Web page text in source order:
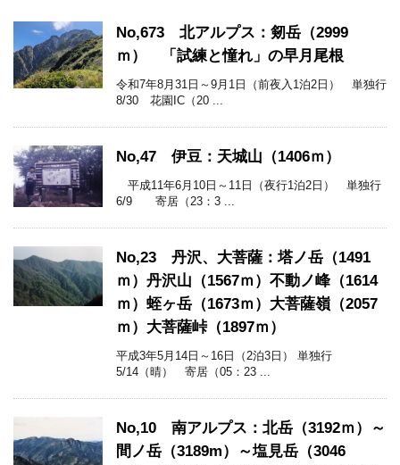
No,673 北アルプス：剱岳（2999
ｍ） 「試練と憧れ」の早月尾根
令和7年8月31日～9月1日（前夜入1泊2日） 単独行
8/30 花園IC（20 ...
No,47 伊豆：天城山（1406ｍ）
平成11年6月10日～11日（夜行1泊2日） 単独行
6/9 寄居（23：3 ...
No,23 丹沢、大菩薩：塔ノ岳（1491
ｍ）丹沢山（1567ｍ）不動ノ峰（1614
ｍ）蛭ヶ岳（1673ｍ）大菩薩嶺（2057
ｍ）大菩薩峠（1897ｍ）
平成3年5月14日～16日（2泊3日） 単独行
5/14（晴） 寄居（05：23 ...
No,10 南アルプス：北岳（3192ｍ）～
間ノ岳（3189m）～塩見岳（3046